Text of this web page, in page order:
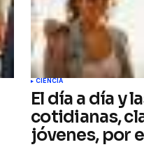
CIENCIA
El día a día y
cotidianas,
jóvenes, por